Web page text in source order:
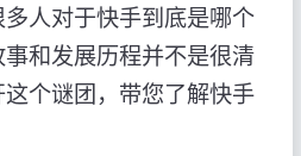
人对于快手到底是哪个
和发展历程并不是很清
个谜团，带您了解快手